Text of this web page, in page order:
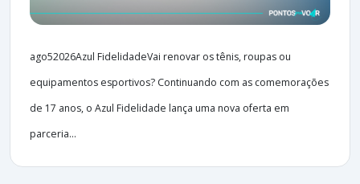
ago52026Azul FidelidadeVai renovar os tênis, roupas ou
equipamentos esportivos? Continuando com as comemorações
de 17 anos, o Azul Fidelidade lança uma nova oferta em
parceria...